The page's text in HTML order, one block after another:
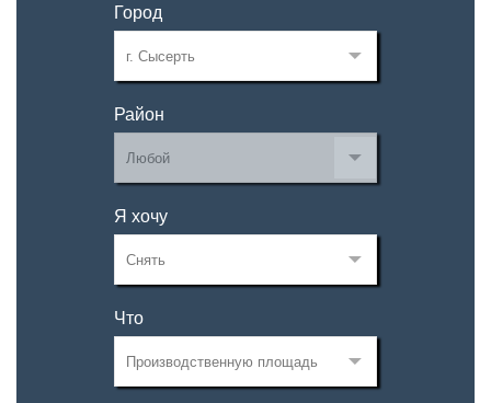
Город
Район
Я хочу
Что